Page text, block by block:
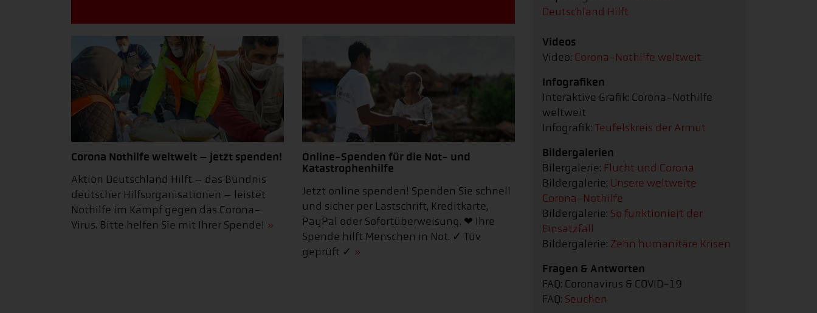
Corona Nothilfe weltweit – jetzt spenden!
Aktion Deutschland Hilft – das Bündnis
deutscher Hilfsorganisationen – leistet
Nothilfe im Kampf gegen das Corona-
Virus. Bitte helfen Sie mit Ihrer Spende!
Online-Spenden für die Not- und
Katastrophenhilfe
Jetzt online spenden! Spenden Sie schnell
und sicher per Lastschrift, Kreditkarte,
PayPal oder Sofortüberweisung. ❤ Ihre
Spende hilft Menschen in Not. ✓ Tüv
geprüft ✓
Deutschland Hilft
Videos
Video: Corona-Nothilfe weltweit
Infografiken
Interaktive Grafik: Corona-Nothilfe
weltweit
Infografik: Teufelskreis der Armut
Bildergalerien
Bilergalerie: Flucht und Corona
Bildergalerie: Unsere weltweite
Corona-Nothilfe
Bildergalerie: So funktioniert der
Einsatzfall
Bildergalerie: Zehn humanitäre Krisen
Fragen & Antworten
FAQ: Coronavirus & COVID-19
FAQ: Seuchen